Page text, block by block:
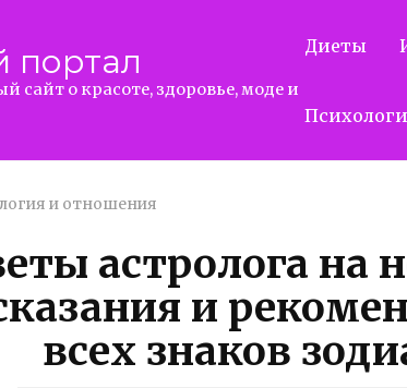
портал
сайт о красоте, здоровье, моде и
Диеты
и отношения
астролога на
и
всех знаков